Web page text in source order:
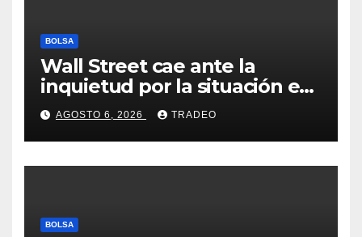
BOLSA
Wall Street cae ante la
inquietud por la situación en
Ormuz
AGOSTO 6, 2026 TRADEO
BOLSA